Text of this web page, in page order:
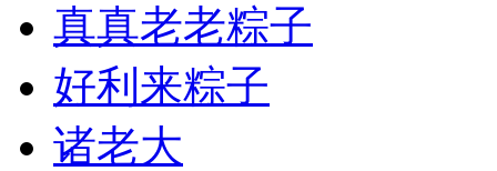
真真老老粽子
好利来粽子
诸老大